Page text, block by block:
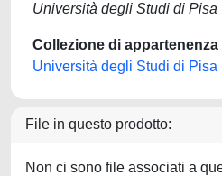
Università degli Studi di Pisa
Collezione di appartenenza
Università degli Studi di Pisa
File in questo prodotto:
Non ci sono file associati a